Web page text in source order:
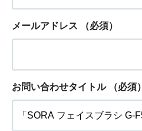
メールアドレス （必須）
お問い合わせタイトル （必須）